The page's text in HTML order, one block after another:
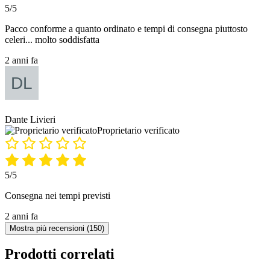
5/5
Pacco conforme a quanto ordinato e tempi di consegna piuttosto
celeri... molto soddisfatta
2 anni fa
Dante Livieri
Proprietario verificato
5/5
Consegna nei tempi previsti
2 anni fa
Mostra più recensioni (150)
Prodotti correlati